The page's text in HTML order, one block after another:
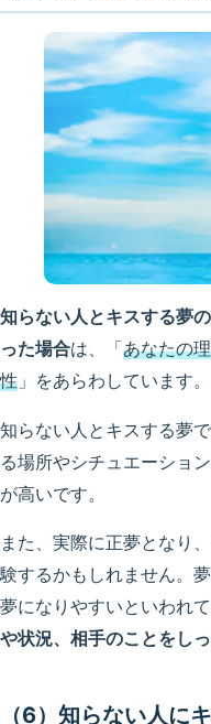
知らない人とキスする夢
った場合は、「 あなたの
性 」をあらわしています。
知らない人とキスする夢
る場所やシチュエーショ
が高いです。
また、実際に正夢となり
験するかもしれません。
夢になりやすいといわれて
や状況、相手のことをし
（6）知らない人に